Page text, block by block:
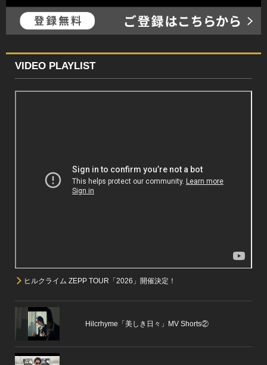
VIDEO PLAYLIST
ヒルクライム ZEPP TOUR「2026」開催決定！
Hilcrhyme「美しき日々」MV Shorts②